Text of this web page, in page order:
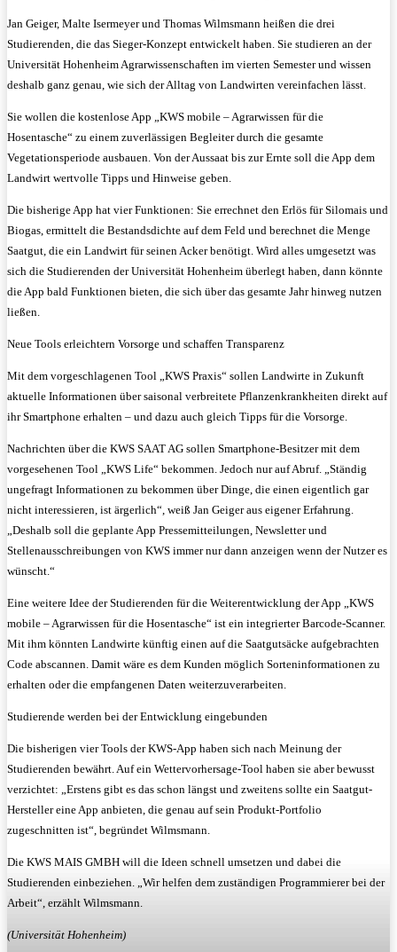
Jan Geiger, Malte Isermeyer und Thomas Wilmsmann heißen die drei
Studierenden, die das Sieger-Konzept entwickelt haben. Sie studieren an der
Universität Hohenheim Agrarwissenschaften im vierten Semester und wissen
deshalb ganz genau, wie sich der Alltag von Landwirten vereinfachen lässt.
Sie wollen die kostenlose App „KWS mobile – Agrarwissen für die
Hosentasche“ zu einem zuverlässigen Begleiter durch die gesamte
Vegetationsperiode ausbauen. Von der Aussaat bis zur Ernte soll die App dem
Landwirt wertvolle Tipps und Hinweise geben.
Die bisherige App hat vier Funktionen: Sie errechnet den Erlös für Silomais und
Biogas, ermittelt die Bestandsdichte auf dem Feld und berechnet die Menge
Saatgut, die ein Landwirt für seinen Acker benötigt. Wird alles umgesetzt was
sich die Studierenden der Universität Hohenheim überlegt haben, dann könnte
die App bald Funktionen bieten, die sich über das gesamte Jahr hinweg nutzen
ließen.
Neue Tools erleichtern Vorsorge und schaffen Transparenz
Mit dem vorgeschlagenen Tool „KWS Praxis“ sollen Landwirte in Zukunft
aktuelle Informationen über saisonal verbreitete Pflanzenkrankheiten direkt auf
ihr Smartphone erhalten – und dazu auch gleich Tipps für die Vorsorge.
Nachrichten über die KWS SAAT AG sollen Smartphone-Besitzer mit dem
vorgesehenen Tool „KWS Life“ bekommen. Jedoch nur auf Abruf. „Ständig
ungefragt Informationen zu bekommen über Dinge, die einen eigentlich gar
nicht interessieren, ist ärgerlich“, weiß Jan Geiger aus eigener Erfahrung.
„Deshalb soll die geplante App Pressemitteilungen, Newsletter und
Stellenausschreibungen von KWS immer nur dann anzeigen wenn der Nutzer es
wünscht.“
Eine weitere Idee der Studierenden für die Weiterentwicklung der App „KWS
mobile – Agrarwissen für die Hosentasche“ ist ein integrierter Barcode-Scanner.
Mit ihm könnten Landwirte künftig einen auf die Saatgutsäcke aufgebrachten
Code abscannen. Damit wäre es dem Kunden möglich Sorteninformationen zu
erhalten oder die empfangenen Daten weiterzuverarbeiten.
Studierende werden bei der Entwicklung eingebunden
Die bisherigen vier Tools der KWS-App haben sich nach Meinung der
Studierenden bewährt. Auf ein Wettervorhersage-Tool haben sie aber bewusst
verzichtet: „Erstens gibt es das schon längst und zweitens sollte ein Saatgut-
Hersteller eine App anbieten, die genau auf sein Produkt-Portfolio
zugeschnitten ist“, begründet Wilmsmann.
Die KWS MAIS GMBH will die Ideen schnell umsetzen und dabei die
Studierenden einbeziehen. „Wir helfen dem zuständigen Programmierer bei der
Arbeit“, erzählt Wilmsmann.
(Universität Hohenheim)